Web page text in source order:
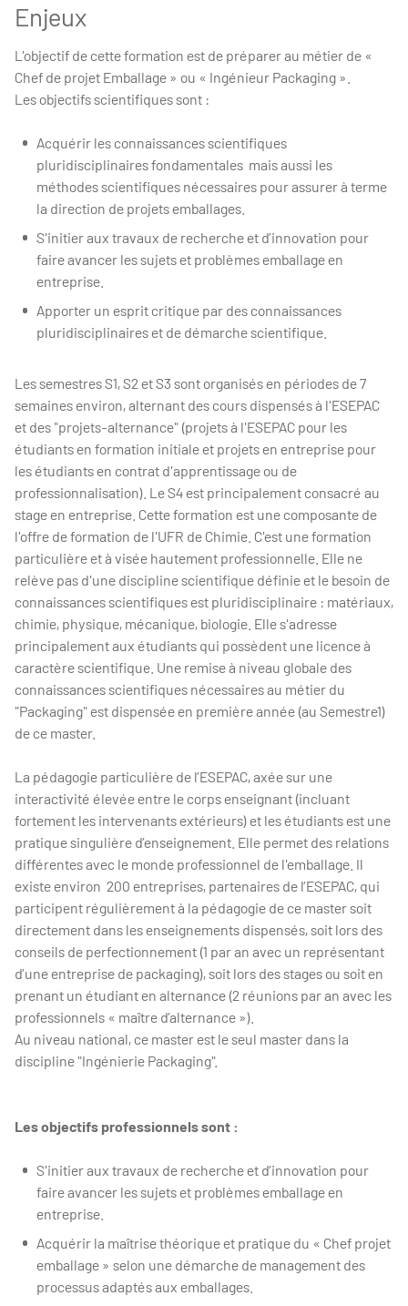
Enjeux
L'objectif de cette formation est de préparer au métier de «
Chef de projet Emballage » ou « Ingénieur Packaging ».
Les objectifs scientifiques sont :
Acquérir les connaissances scientifiques
pluridisciplinaires fondamentales mais aussi les
méthodes scientifiques nécessaires pour assurer à terme
la direction de projets emballages.
S'initier aux travaux de recherche et d’innovation pour
faire avancer les sujets et problèmes emballage en
entreprise.
Apporter un esprit critique par des connaissances
pluridisciplinaires et de démarche scientifique.
Les semestres S1, S2 et S3 sont organisés en périodes de 7
semaines environ, alternant des cours dispensés à l'ESEPAC
et des "projets-alternance" (projets à l'ESEPAC pour les
étudiants en formation initiale et projets en entreprise pour
les étudiants en contrat d'apprentissage ou de
professionnalisation). Le S4 est principalement consacré au
stage en entreprise. Cette formation est une composante de
l'offre de formation de l'UFR de Chimie. C'est une formation
particulière et à visée hautement professionnelle. Elle ne
relève pas d'une discipline scientifique définie et le besoin de
connaissances scientifiques est pluridisciplinaire : matériaux,
chimie, physique, mécanique, biologie. Elle s'adresse
principalement aux étudiants qui possèdent une licence à
caractère scientifique. Une remise à niveau globale des
connaissances scientifiques nécessaires au métier du
"Packaging" est dispensée en première année (au Semestre1)
de ce master.
La pédagogie particulière de l’ESEPAC, axée sur une
interactivité élevée entre le corps enseignant (incluant
fortement les intervenants extérieurs) et les étudiants est une
pratique singulière d’enseignement. Elle permet des relations
différentes avec le monde professionnel de l'emballage. Il
existe environ 200 entreprises, partenaires de l’ESEPAC, qui
participent régulièrement à la pédagogie de ce master soit
directement dans les enseignements dispensés, soit lors des
conseils de perfectionnement (1 par an avec un représentant
d’une entreprise de packaging), soit lors des stages ou soit en
prenant un étudiant en alternance (2 réunions par an avec les
professionnels « maître d’alternance »).
Au niveau national, ce master est le seul master dans la
discipline "Ingénierie Packaging".
Les objectifs professionnels sont :
S'initier aux travaux de recherche et d’innovation pour
faire avancer les sujets et problèmes emballage en
entreprise.
Acquérir la maîtrise théorique et pratique du « Chef projet
emballage » selon une démarche de management des
processus adaptés aux emballages.